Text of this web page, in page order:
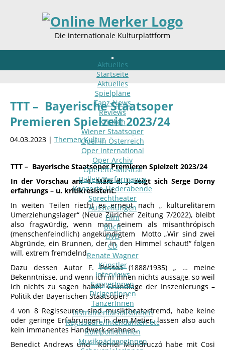
Die internationale Kulturplattform
Aktuelles
Startseite
Aktuelles
Spielpläne
Tanz-News
Reviews
Kritiken
Wiener Staatsoper
Oper in Österreich
Oper international
Oper Archiv
Operette-Musical
Ballett/Performance
Konzerte-Liederabende
Sprechtheater
Ausstellungen
Film
Buch
DVD
CD
Renate Wagner
Künstler
Interviews
SängerInnen
DirigentInnen
TänzerInnen
InstrumentalsolistInnen
Regisseure/Intendanten-etc
KomponistInnen
MusikpädagogInnen
TTT – Bayerische Staatsoper
Premieren Spielzeit 2023/24
04.03.2023 | Themen Kultur
TTT – Bayerische Staatsoper Premieren Spielzeit 2023/24
In der Vorschau am 4. März d. J. zeigt sich Serge Dorny
erfahrungs – u. kritikresistent.
In weiten Teilen riecht es erneut nach „ kulturelitärem
Umerziehungslager“ (Neue Züricher Zeitung 7/2022), bleibt
also fragwürdig, wenn man seinem als misanthrópisch
(menschenfeindlich) angekündigtem Motto „Wir sind zwei
Abgründe, ein Brunnen, der in den Himmel schaut!“ folgen
will, extrem fremdelnd.
Dazu dessen Autor F. Pessoa (1888/1935) „ … meine
Bekenntnisse, und wenn ich in ihnen nichts aussage, so weil
ich nichts zu sagen habe!“ Grundlage der Inszenierungs –
Politik der Bayerischen Staatsoper?
4 von 8 Regisseuren sind musiktheaterfremd, habe keine
oder geringe Erfahrungen in dem Metier, lassen also auch
kein immanentes Handwerk erahnen.
Benedict Andrews und Kornél Mundruczó habe mit Cosi